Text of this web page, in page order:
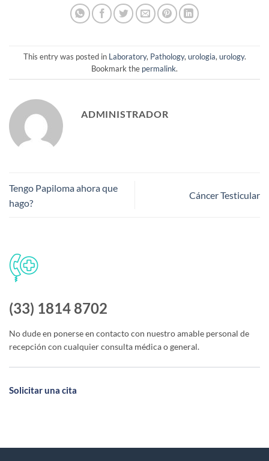
This entry was posted in Laboratory, Pathology, urologia, urology.
Bookmark the permalink.
ADMINISTRADOR
Tengo Papiloma ahora que
hago?
Cáncer Testicular
(33) 1814 8702
No dude en ponerse en contacto con nuestro amable personal de
recepción con cualquier consulta médica o general.
Solicitar una cita